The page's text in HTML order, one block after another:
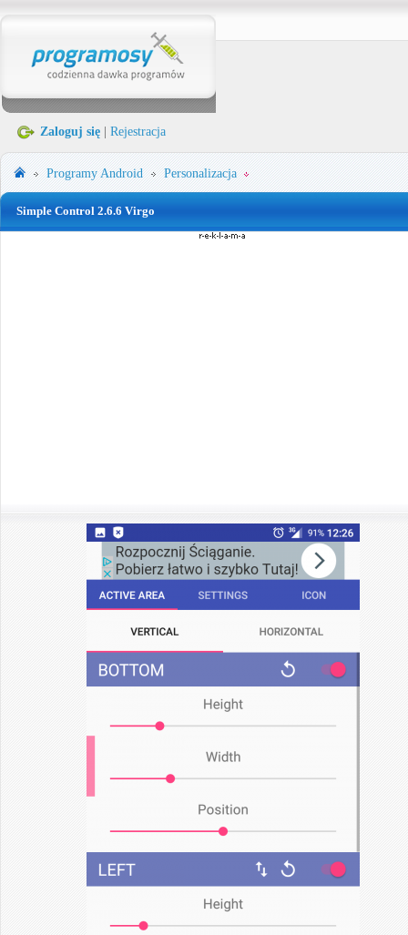
Zaloguj się Rejestracja
ProgramyAndroid Personalizacja
Simple Control 2.6.6 Virgo